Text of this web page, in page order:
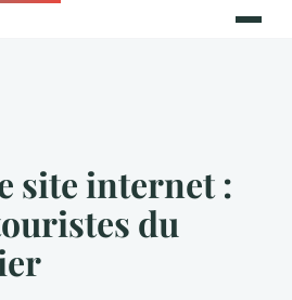
site internet :
du